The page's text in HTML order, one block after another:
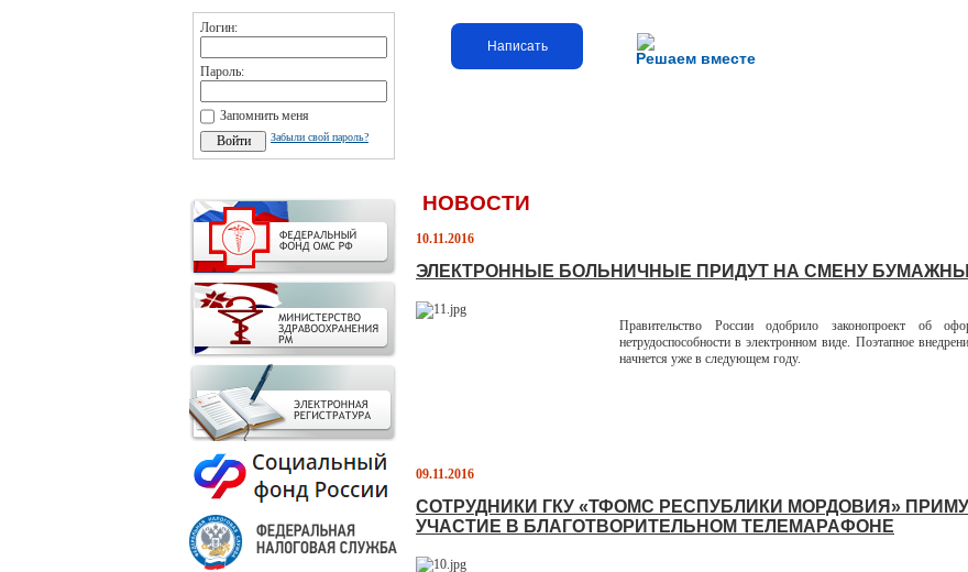
Логин:
Пароль:
Запомнить меня
Забыли свой пароль?
Решаем вместе
Написать
НОВОСТИ
10.11.2016
ЭЛЕКТРОННЫЕ БОЛЬНИЧНЫЕ ПРИДУТ НА СМЕНУ
Правительство России одобрило законопроект об
нетрудоспособности в электронном виде. Поэтапное
начнется уже в следующем году.
09.11.2016
СОТРУДНИКИ ГКУ «ТФОМС РЕСПУБЛИКИ МОРДОВИЯ»
УЧАСТИЕ В БЛАГОТВОРИТЕЛЬНОМ ТЕЛЕМАРАФОНЕ